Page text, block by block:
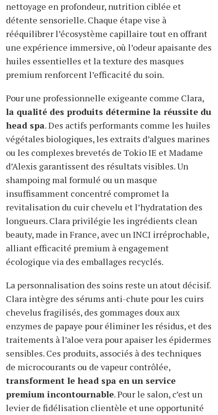
nettoyage en profondeur, nutrition ciblée et
détente sensorielle. Chaque étape vise à
rééquilibrer l’écosystème capillaire tout en offrant
une expérience immersive, où l’odeur apaisante des
huiles essentielles et la texture des masques
premium renforcent l’efficacité du soin.
Pour une professionnelle exigeante comme Clara,
la qualité des produits détermine la réussite du
head spa. Des actifs performants comme les huiles
végétales biologiques, les extraits d’algues marines
ou les complexes brevetés de Tokio IE et Madame
d’Alexis garantissent des résultats visibles. Un
shampoing mal formulé ou un masque
insuffisamment concentré compromet la
revitalisation du cuir chevelu et l’hydratation des
longueurs. Clara privilégie les ingrédients clean
beauty, made in France, avec un INCI irréprochable,
alliant efficacité premium à engagement
écologique via des emballages recyclés.
La personnalisation des soins reste un atout décisif.
Clara intègre des sérums anti-chute pour les cuirs
chevelus fragilisés, des gommages doux aux
enzymes de papaye pour éliminer les résidus, et des
traitements à l’aloe vera pour apaiser les épidermes
sensibles. Ces produits, associés à des techniques
de microcourants ou de vapeur contrôlée,
transforment le head spa en un service
premium incontournable. Pour le salon, c’est un
levier de fidélisation clientèle et une opportunité